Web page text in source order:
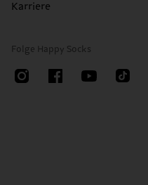
Karriere
Folge Happy Socks